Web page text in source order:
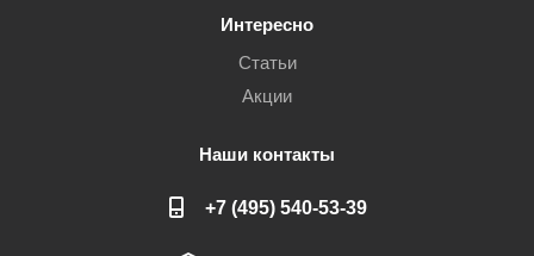
Интересно
Статьи
Акции
Наши контакты
+7 (495) 540-53-39